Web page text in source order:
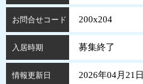
お問合せコード 200x204
入居時期 募集終了
情報更新日 2026年04月21日